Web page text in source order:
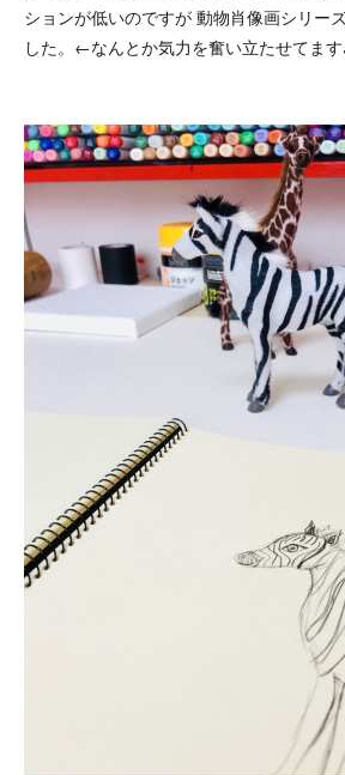
ションが低いのですが 動物肖像画シリー
した。←なんとか気力を奮い立たせてま